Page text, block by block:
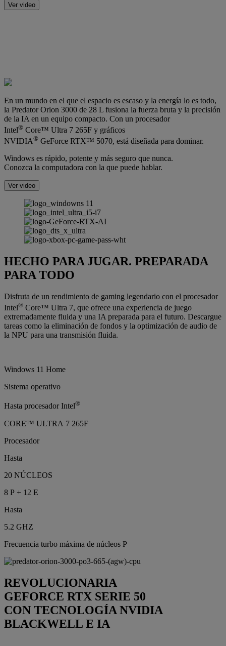
Ver video
En un mundo en el que el espacio es escaso y la energía lo es todo,
la Predator Orion 3000 de 28 L fusiona la fuerza bruta y la precisión
de la IA en un equipo compacto. Con un procesador
Intel® Core™ Ultra 7 265F y gráficos
NVIDIA® GeForce RTX™ 5070, está diseñada para dominar.
Windows es rápido, potente y más seguro que nunca.
Conozca la computadora con la que puede hablar.
Ver video
HECHO PARA JUGAR. PREPARADA
PARA TODO
Disfruta de un rendimiento de gaming legendario con el procesador
Intel® Core™ Ultra 7, que ofrece una experiencia de juego
extremadamente fluida y una IA preparada para el futuro. Descargue
tareas como la eliminación de fondos y la optimización de audio de
la NPU para una transmisión fluida.
Windows 11 Home
Sistema operativo
Hasta procesador Intel®
CORE™ ULTRA 7 265F
Procesador
Hasta
20 NÚCLEOS
8 P + 12 E
Hasta
5.2 GHZ
Frecuencia turbo máxima de núcleos P
REVOLUCIONARIA
GEFORCE RTX SERIE 50
CON TECNOLOGÍA NVIDIA
BLACKWELL E IA